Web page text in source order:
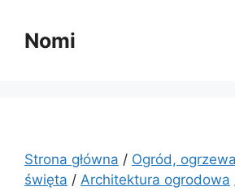
treściNomi
Strona główna / Ogród,
święta / Architektura ogrodowa